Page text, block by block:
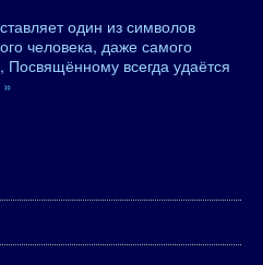
один из символов
человека, даже самого
всегда удаётся